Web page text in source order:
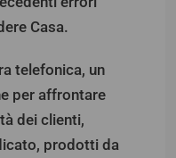
Casa.
telefonica, un
per affrontare
dei clienti,
prodotti da